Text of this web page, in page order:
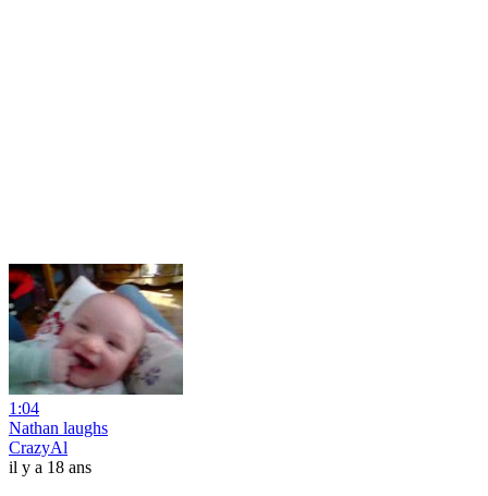
1:04
Nathan laughs
CrazyAl
il y a 18 ans